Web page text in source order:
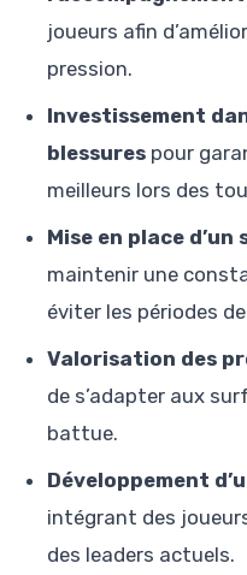
joueurs afin
pression.
Investissement
blessures pour
meilleurs lors des
Mise en place
maintenir une
éviter les périodes
Valorisation des
de s’adapter aux
battue.
Développement
intégrant des
des leaders actuels.